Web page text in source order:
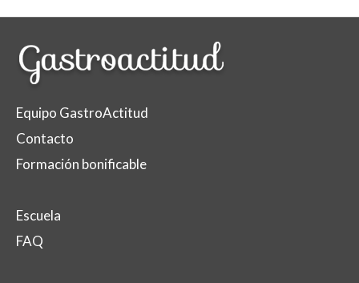
Equipo GastroActitud
Contacto
Formación bonificable
Escuela
FAQ